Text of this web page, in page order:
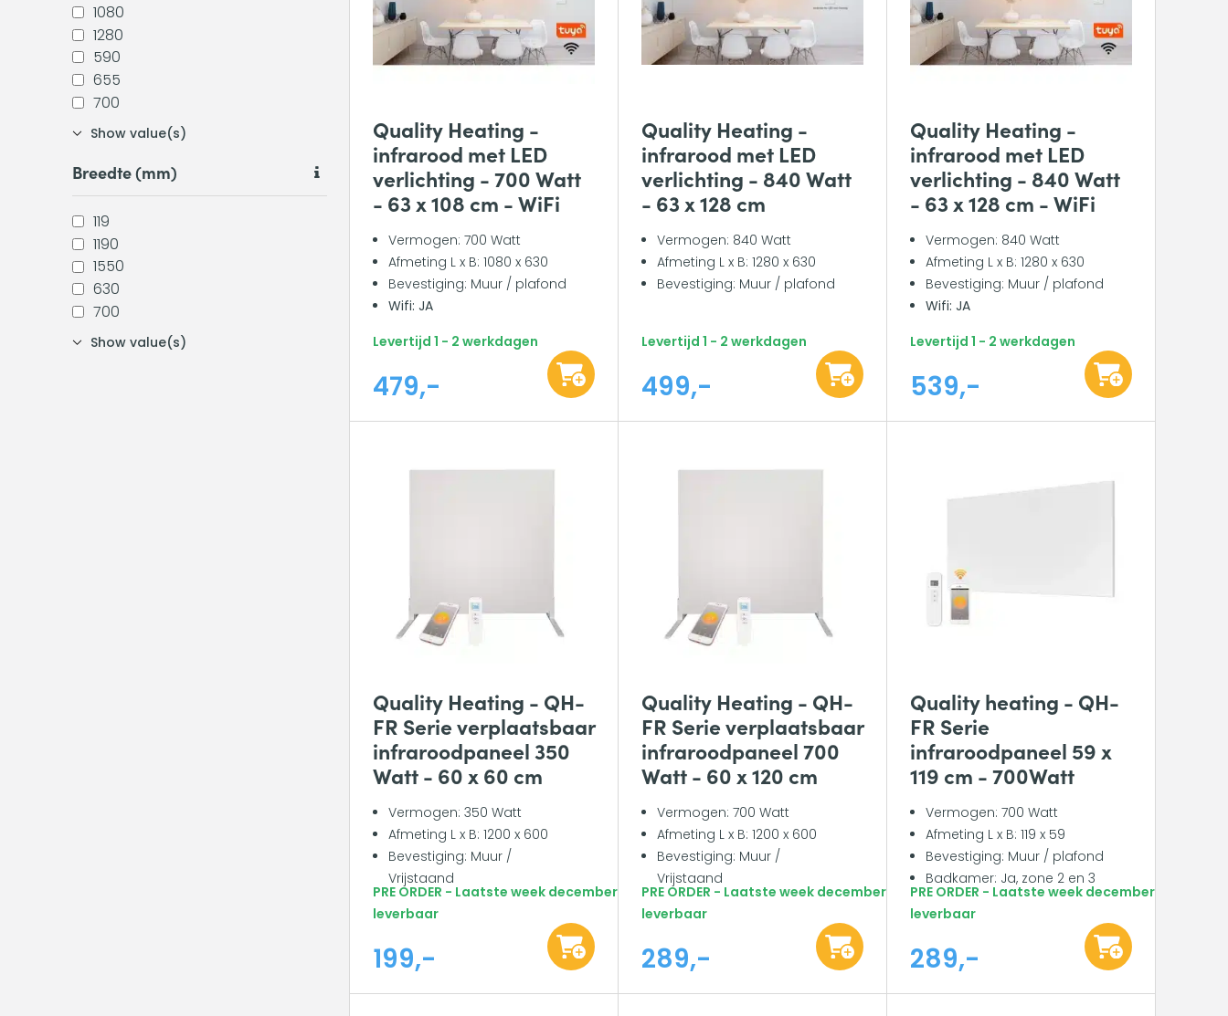
1080
1280
590
655
700
Show value(s)
Breedte (mm)
119
1190
1550
630
700
Show value(s)
Quality Heating -
infrarood met LED
verlichting - 700 Watt
- 63 x 108 cm - WiFi
Vermogen: 700 Watt
Afmeting L x B: 1080 x 630
Bevestiging: Muur / plafond
Wifi: JA
Levertijd 1 - 2 werkdagen
479,-
Quality Heating -
infrarood met LED
verlichting - 840 Watt
- 63 x 128 cm
Vermogen: 840 Watt
Afmeting L x B: 1280 x 630
Bevestiging: Muur / plafond
Levertijd 1 - 2 werkdagen
499,-
Quality Heating -
infrarood met LED
verlichting - 840 Watt
- 63 x 128 cm - WiFi
Vermogen: 840 Watt
Afmeting L x B: 1280 x 630
Bevestiging: Muur / plafond
Wifi: JA
Levertijd 1 - 2 werkdagen
539,-
Quality Heating - QH-
FR Serie verplaatsbaar
infraroodpaneel 350
Watt - 60 x 60 cm
Vermogen: 350 Watt
Afmeting L x B: 1200 x 600
Bevestiging: Muur /
Vrijstaand
PRE ORDER - Laatste week december
leverbaar
199,-
Quality Heating - QH-
FR Serie verplaatsbaar
infraroodpaneel 700
Watt - 60 x 120 cm
Vermogen: 700 Watt
Afmeting L x B: 1200 x 600
Bevestiging: Muur /
Vrijstaand
PRE ORDER - Laatste week december
leverbaar
289,-
Quality heating - QH-
FR Serie
infraroodpaneel 59 x
119 cm - 700Watt
Vermogen: 700 Watt
Afmeting L x B: 119 x 59
Bevestiging: Muur / plafond
Badkamer: Ja, zone 2 en 3
PRE ORDER - Laatste week december
leverbaar
289,-